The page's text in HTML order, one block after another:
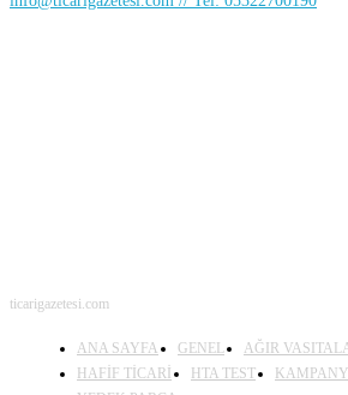
ticarigazetesi.com
ANA SAYFA GENEL AĞIR
HAFİF TİCARİ
HTA TEST